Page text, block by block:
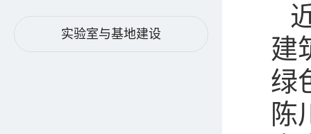
实验室与基地建设
建
绿
陈